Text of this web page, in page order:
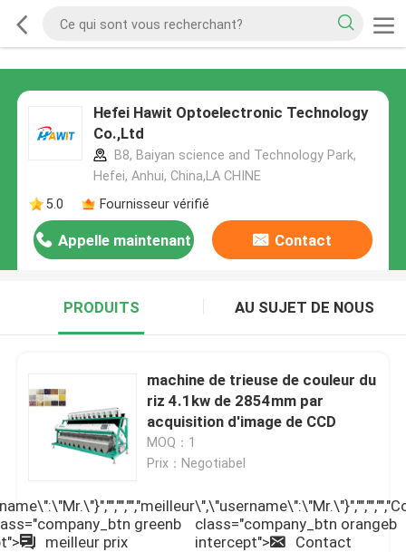
Hefei Hawit Optoelectronic Technology
Co.,Ltd
B8, Baiyan science and Technology Park,
Hefei, Anhui, China,LA CHINE
5.0
Fournisseur vérifié
Appelle maintenant Contact
PRODUITS AU SUJET DE NOUS
machine de trieuse de couleur du
riz 4.1kw de 2854mm par
acquisition d'image de CCD
MOQ：1
Prix：Negotiabel
greenb
meilleur prix
class="company_btn orangeb
intercept">
Contact